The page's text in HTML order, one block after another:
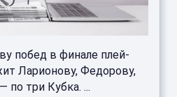
побед в финале плей-
Ларионову, Федорову,
по три Кубка. ...